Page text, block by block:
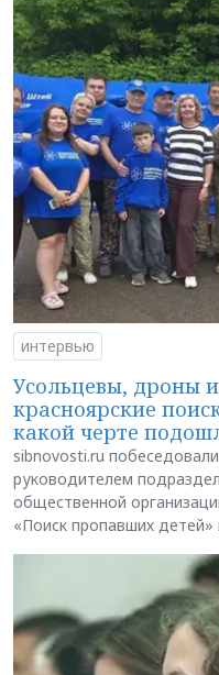
интервью
Усольцевы, дроны
красноярские
какой черте
sibnovosti.ru
руководителем
общественной
«Поиск пропавших